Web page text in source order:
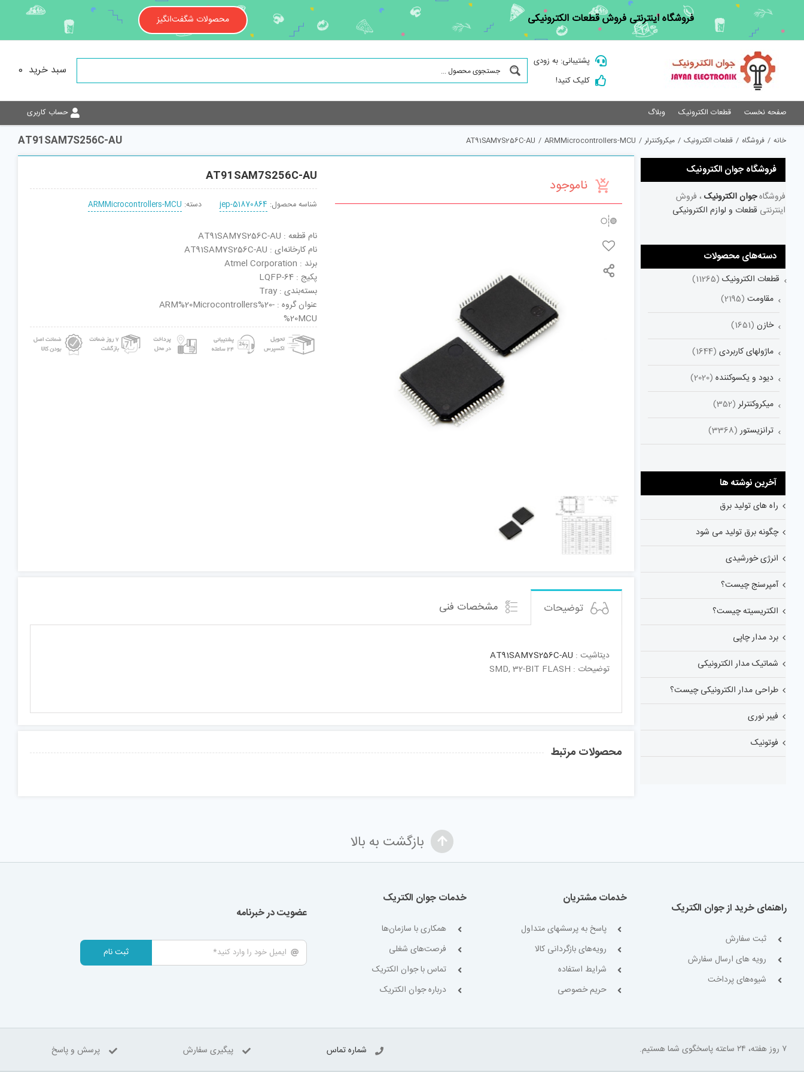
content
فروشگاه اینترنتی فروش قطعات الکترونیکی محصولات شگفت‌انگیز
پشتیبانی: به زودی
کلیک کنید!
سبد خرید 0
صفحه نخست قطعات الکترونیک وبلاگ حساب کاربری
AT91SAM7S256C-AU خانه / فروشگاه / قطعات الکترونیک / میکروکنترلر /
ARMMicrocontrollers-MCU
/
AT91SAM7S256C-AU
ناموجود AT91SAM7S256C-AU
شناسه محصول: jep-51870864 دسته: ARMMicrocontrollers-MCU
نام قطعه : AT91SAM7S256C-AU
نام کارخانه‌ای : AT91SAM7S256C-AU
برند : Atmel Corporation
پکیج : LQFP-64
بسته‌بندی : Tray
عنوان گروه : ARM%20Microcontrollers%20-
%20MCU
توضیحات مشخصات فنی
دیتاشیت : AT91SAM7S256C-AU
توضیحات : SMD, 32-BIT FLASH
محصولات مرتبط
فروشگاه جوان الکترونیک
فروشگاهجوان الکترونیک ، فروش
اینترنتی قطعات و لوازم الکترونیکی
دسته‌های محصولات
قطعات الکترونیک (11265)
مقاومت (2195)
خازن (1651)
ماژولهای کاربردی (1644)
دیود و یکسوکننده (2020)
میکروکنترلر (352)
ترانزیستور (3368)
آخرین نوشته ها
راه های تولید برق
چگونه برق تولید می شود
انرژی خورشیدی
آمپرسنج چیست؟
الکتریسیته چیست؟
برد مدار چاپی
شماتیک مدار الکترونیکی
طراحی مدار الکترونیکی چیست؟
فیبر نوری
فوتونیک
بازگشت به بالا
راهنمای خرید از جوان الکتریک
ثبت سفارش
رویه های ارسال سفارش
شیوه‌های پرداخت
خدمات مشتریان
پاسخ به پرسشهای متداول
رویه‌های بازگردانی کالا
شرایط استفاده
حریم خصوصی
خدمات جوان الکتریک
همکاری با سازمان‌ها
فرصت‌های شغلی
تماس با جوان الکتریک
درباره جوان الکتریک
عضویت در خبرنامه
ثبت نام
۷ روز هفته، ۲۴ ساعته پاسخگوی شما هستیم. شماره تماس پیگیری سفارش پرسش و پاسخ